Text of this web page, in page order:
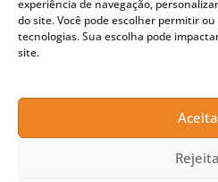
experiência de navegação,
do site. Você pode escolher permitir
tecnologias. Sua escolha pode
site.
muito nisso. Hoje,
é uma praga que
vai sentir que tá
fundo você vai